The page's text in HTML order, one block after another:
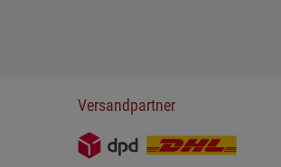
Versandpartner